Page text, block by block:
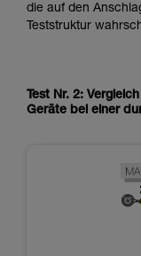
die auf den
Teststruktur
Test Nr. 2:
Geräte bei einer